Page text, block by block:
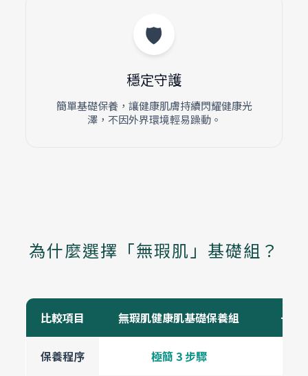
🛡️
穩定守護
簡單基礎保養，讓健康肌膚持續閃耀健康光
澤，不因外界環境輕易躁動。
為什麼選擇「無瑕肌」基礎組？
比較項目 無瑕肌健康肌基礎保養組 一般
保養程序 極簡 3 步驟